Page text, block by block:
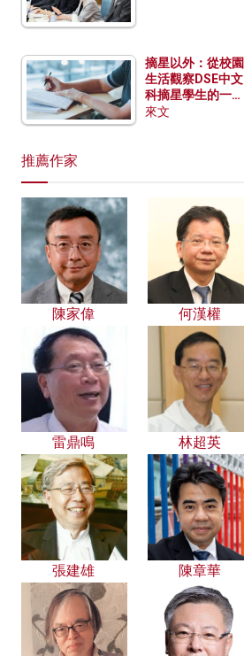
摘星以外：從校園
生活觀察DSE中文
科摘星學生的一點
特質
來文
推薦作家
陳家偉 何漢權
雷鼎鳴 林超英
張建雄 陳章華